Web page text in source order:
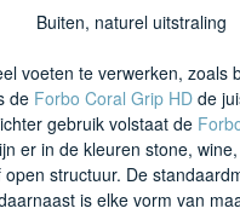
Buiten, naturel uitstraling
voeten te verwerken, zoals
de Forbo Coral Grip HD de
gebruik volstaat de
er in de kleuren stone,
structuur. De
is elke vorm van